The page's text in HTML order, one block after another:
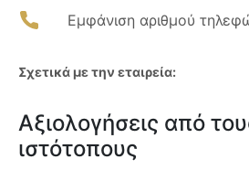
Εμφάνιση αριθμού
Σχετικά με την εταιρεία:
Αξιολογήσεις από
ιστότοπους